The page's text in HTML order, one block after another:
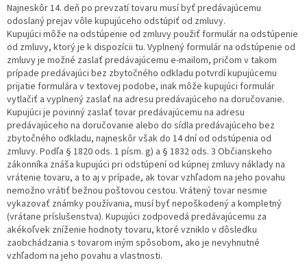
Najneskôr 14. deň po prevzatí tovaru musí byť predávajúcemu
odoslaný prejav vôle kupujúceho odstúpiť od zmluvy.
Kupujúci môže na odstúpenie od zmluvy použiť formulár na odstúpenie
od zmluvy, ktorý je k dispozícii tu. Vyplnený formulár na odstúpenie od
zmluvy je možné zaslať predávajúcemu e-mailom, pričom v takom
prípade predávajúci bez zbytočného odkladu potvrdí kupujúcemu
prijatie formulára v textovej podobe, inak môže kupujúci formulár
vytlačiť a vyplnený zaslať na adresu predávajúceho na doručovanie.
Kupujúci je povinný zaslať tovar predávajúcemu na adresu
predávajúceho na doručovanie alebo do sídla predávajúceho bez
zbytočného odkladu, najneskôr však do 14 dní od odstúpenia od
zmluvy. Podľa § 1820 ods. 1 písm. g) a § 1832 ods. 3 Občianskeho
zákonníka znáša kupujúci pri odstúpení od kúpnej zmluvy náklady na
vrátenie tovaru, a to aj v prípade, ak tovar vzhľadom na jeho povahu
nemožno vrátiť bežnou poštovou cestou. Vrátený tovar nesmie
vykazovať známky používania, musí byť nepoškodený a kompletný
(vrátane príslušenstva). Kupujúci zodpovedá predávajúcemu za
akékoľvek zníženie hodnoty tovaru, ktoré vzniklo v dôsledku
zaobchádzania s tovarom iným spôsobom, ako je nevyhnutné
vzhľadom na jeho povahu a vlastnosti.